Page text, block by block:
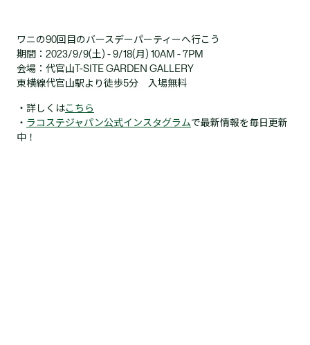
ワニの90回目のバースデーパーティーへ行こう
期間：2023/9/9(土) - 9/18(月) 10AM - 7PM
会場：代官山T-SITE GARDEN GALLERY
東横線代官山駅より徒歩5分 入場無料
・詳しくはこちら
・ ラコステジャパン公式インスタグラム で最新情報を毎日更新
中！